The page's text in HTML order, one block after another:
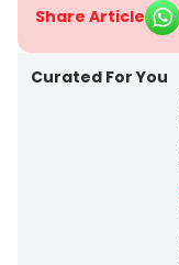
Share Article
Curated For You